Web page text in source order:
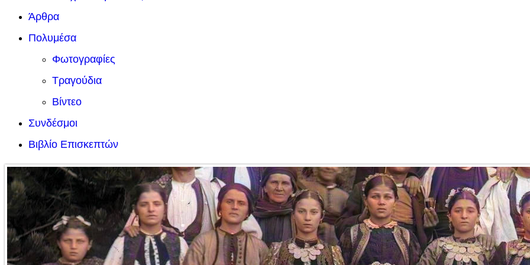
Άρθρα
Πολυμέσα
Φωτογραφίες
Τραγούδια
Βίντεο
Συνδέσμοι
Βιβλίο Επισκεπτών